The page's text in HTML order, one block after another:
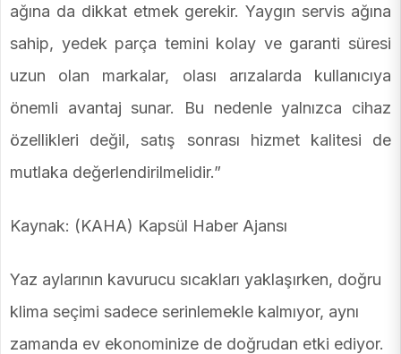
ağına da dikkat etmek gerekir. Yaygın servis ağına
sahip, yedek parça temini kolay ve garanti süresi
uzun olan markalar, olası arızalarda kullanıcıya
önemli avantaj sunar. Bu nedenle yalnızca cihaz
özellikleri değil, satış sonrası hizmet kalitesi de
mutlaka değerlendirilmelidir.”
Kaynak: (KAHA) Kapsül Haber Ajansı
Yaz aylarının kavurucu sıcakları yaklaşırken, doğru
klima seçimi sadece serinlemekle kalmıyor, aynı
zamanda ev ekonominize de doğrudan etki ediyor.